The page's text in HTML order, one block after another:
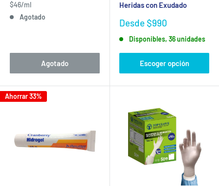
venta
$46/ml
Agotado
Agotado
Heridas con Exudado
Precio
venta
Desde $990
Disponibles, 36 unidades
Escoger opción
Ahorrar 33%